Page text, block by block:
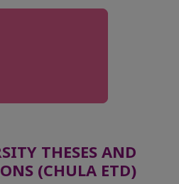
THESES AND
(CHULA ETD)